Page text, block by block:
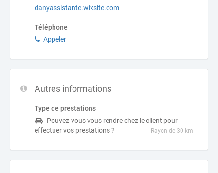
danyassistante.wixsite.com
Téléphone
Appeler
Autres informations
Type de prestations
Pouvez-vous vous rendre chez le client pour
effectuer vos prestations ?
Rayon de 30 km